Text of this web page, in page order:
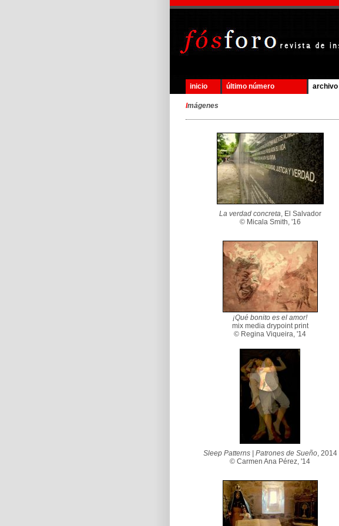
inicio último número archivo
Imágenes
La verdad concreta, El Salvador
© Micala Smith, '16
¡Qué bonito es el amor!
mix media drypoint print
© Regina Viqueira, '14
Sleep Patterns | Patrones de Sueño, 2014
© Carmen Ana Pérez, '14